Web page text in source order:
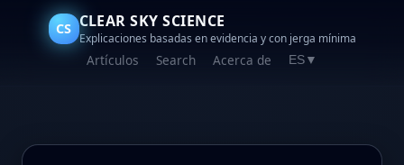
CS CLEAR SKY SCIENCE
Explicaciones basadas en evidencia y con jerga mínima
Artículos Search Acerca de ES ▼